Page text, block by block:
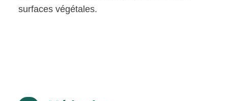
surfaces végétales.